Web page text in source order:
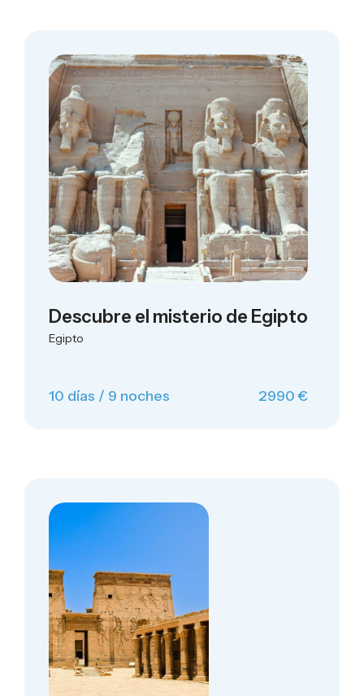
Descubre el misterio de Egipto
Egipto
10 días / 9 noches 2990 €